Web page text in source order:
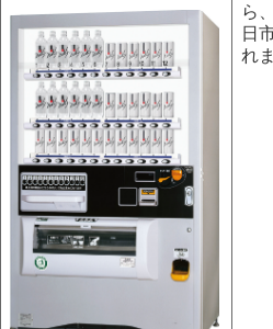
ら
日
れ